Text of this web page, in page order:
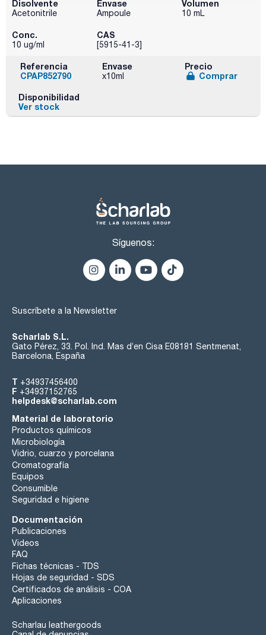
Disolvente
Acetonitrile
Envase
Ampoule
Volumen
10 mL
Conc.
10 ug/ml
CAS
[5915-41-3]
Referencia
CPAP852790
Envase
x10ml
Precio
Comprar
Disponibilidad
Ver stock
Síguenos:
Suscríbete a la Newsletter
Scharlab S.L.
Gato Pérez, 33. Pol. Ind. Mas d’en Cisa E08181 Sentmenat,
Barcelona, España
T +34937456400
F +34937152765
helpdesk@scharlab.com
Material de laboratorio
Productos químicos
Microbiología
Vidrio, cuarzo y porcelana
Cromatografía
Equipos
Consumible
Seguridad e higiene
Documentación
Publicaciones
Videos
FAQ
Fichas técnicas - TDS
Hojas de seguridad - SDS
Certificados de análisis - COA
Aplicaciones
Scharlau leathergoods